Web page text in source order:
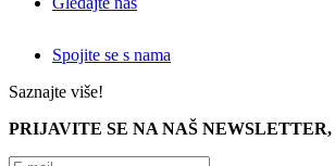
Spojite se s nama
Saznajte više!
PRIJAVITE SE NA NAŠ NEWSLETTER,